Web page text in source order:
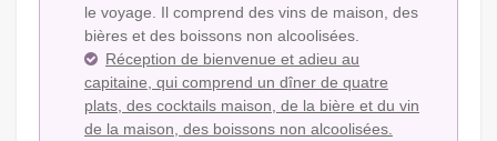
le voyage. Il comprend des vins de maison, des
bières et des boissons non alcoolisées.
Réception de bienvenue et adieu au
capitaine, qui comprend un dîner de quatre
plats, des cocktails maison, de la bière et du vin
de la maison, des boissons non alcoolisées.